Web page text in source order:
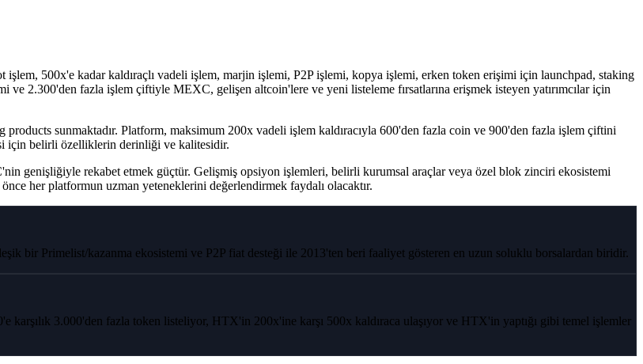
500x'e kadar kaldıraçlı vadeli işlem, marjin işlemi, P2P işlemi, kopya işlemi, erken token erişimi için launchpad, staking
2.300'den fazla işlem çiftiyle MEXC, gelişen altcoin'lere ve yeni listeleme fırsatlarına erişmek isteyen yatırımcılar için
sunmaktadır. Platform, maksimum 200x vadeli işlem kaldıracıyla 600'den fazla coin ve 900'den fazla işlem çiftini
için belirli özelliklerin derinliği ve kalitesidir.
genişliğiyle rekabet etmek güçtür. Gelişmiş opsiyon işlemleri, belirli kurumsal araçlar veya özel blok zinciri ekosistemi
her platformun uzman yeteneklerini değerlendirmek faydalı olacaktır.
bir Primelist/kazanma ekosistemi ve P2P fiat desteği ile 2013'ten beri faaliyet gösteren en uzun soluklu borsalardan biridir.
3.000'den fazla token listeliyor, HTX'in 200x'ine karşı 500x kaldıraca ulaşıyor ve HTX'in yaptığı gibi temel işlemler